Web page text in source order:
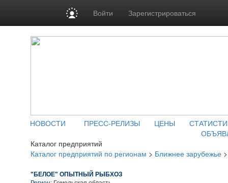
Войти Зарегистрироваться
НОВОСТИ ПРЕСС-РЕЛИЗЫ ЦЕНЫ
Каталог предприятий
Каталог предприятий по регионам > Ближнее зарубежье
"БЕЛОЕ" ОПЫТНЫЙ РЫБХОЗ